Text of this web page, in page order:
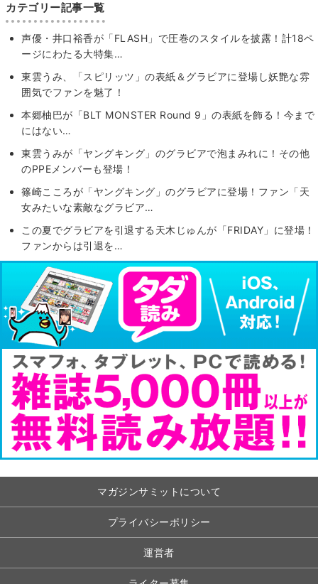
カテゴリー記事一覧
声優・井口裕香が「FLASH」で圧巻のスタイルを披露！計18ペ
ージにわたる大特集…
東雲うみ、「スピリッツ」の表紙＆グラビアに登場し妖艶な雰
囲気でファンを魅了！
本郷柚巴が「BLT MONSTER Round 9」の表紙を飾る！今まで
にはない…
東雲うみが「ヤングキング」のグラビアで泡まみれに！その他
のPPEメンバーも登場！
篠崎こころが「ヤングキング」のグラビアに登場！ファン「天
女みたいな素敵なグラビア…
この夏でグラビアを引退する天木じゅんが「FRIDAY」に登場！
ファンからは引退を…
マガジンサミットについて
プライバシーポリシー
運営者